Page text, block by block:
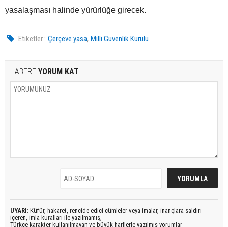
yasalaşması halinde yürürlüğe girecek.
Etiketler : Çerçeve yasa,Milli Güvenlik Kurulu
HABERE YORUM KAT
UYARI: Küfür, hakaret, rencide edici cümleler veya imalar, inançlara saldırı
içeren, imla kuralları ile yazılmamış,
Türkçe karakter kullanılmayan ve büyük harflerle yazılmış yorumlar